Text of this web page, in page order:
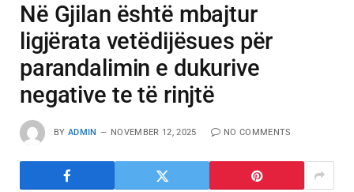
Në Gjilan është mbajtur
ligjërata vetëdijësues për
parandalimin e dukurive
negative te të rinjtë
BY ADMIN NOVEMBER 12, 2025 NO COMMENTS